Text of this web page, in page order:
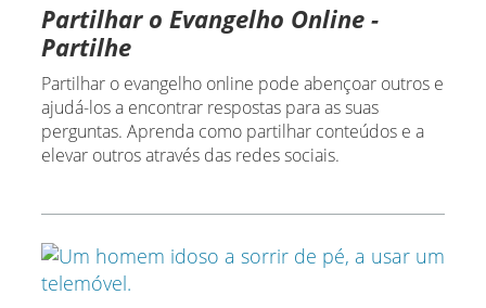
Partilhar o Evangelho Online -
Partilhe
Partilhar o evangelho online pode abençoar outros e
ajudá-los a encontrar respostas para as suas
perguntas. Aprenda como partilhar conteúdos e a
elevar outros através das redes sociais.